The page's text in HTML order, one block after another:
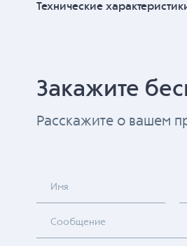
Технические
Закажите
Расскажите о вашем
Имя
Сообщение